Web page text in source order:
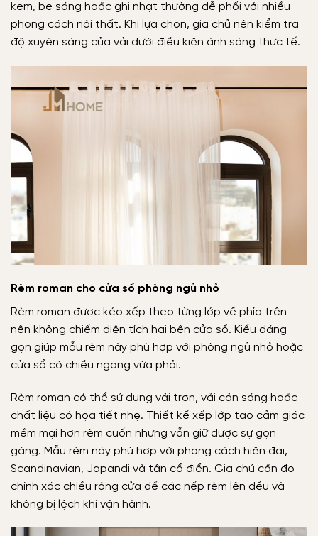
kem, be sáng hoặc ghi nhạt thường dễ phối với nhiều
phong cách nội thất. Khi lựa chọn, gia chủ nên kiểm tra
độ xuyên sáng của vải dưới điều kiện ánh sáng thực tế.
Rèm roman cho cửa sổ phòng ngủ nhỏ
Rèm roman được kéo xếp theo từng lớp về phía trên
nên không chiếm diện tích hai bên cửa sổ. Kiểu dáng
gọn giúp mẫu rèm này phù hợp với phòng ngủ nhỏ hoặc
cửa sổ có chiều ngang vừa phải.
Rèm roman có thể sử dụng vải trơn, vải cản sáng hoặc
chất liệu có họa tiết nhẹ. Thiết kế xếp lớp tạo cảm giác
mềm mại hơn rèm cuốn nhưng vẫn giữ được sự gọn
gàng. Mẫu rèm này phù hợp với phong cách hiện đại,
Scandinavian, Japandi và tân cổ điển. Gia chủ cần đo
chính xác chiều rộng cửa để các nếp rèm lên đều và
không bị lệch khi vận hành.